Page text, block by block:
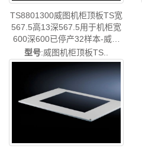
TS8801300威图机柜顶板TS宽
567.5高13深567.5用于机柜宽
600深600已停产32样本-威图
机柜空调维修威图风扇威图电
柜TS8801.300
型号:威图机柜顶板TS..